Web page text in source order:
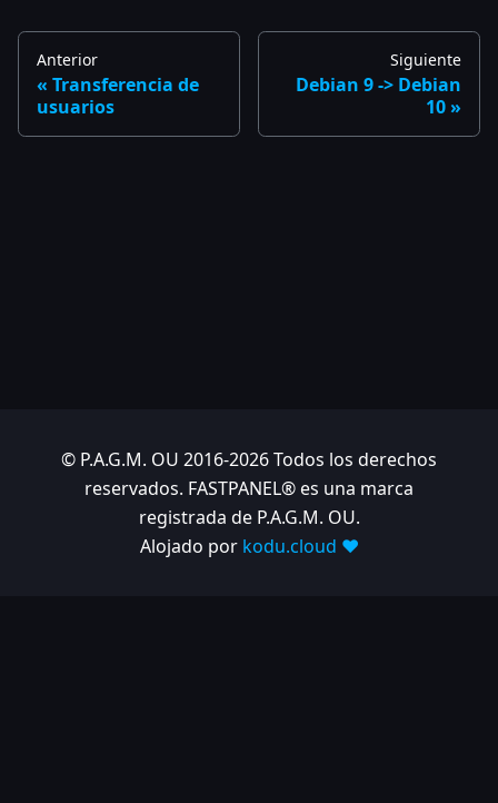
Anterior
Transferencia de
usuarios
Siguiente
Debian 9 -> Debian
10
© P.A.G.M. OU 2016-2026 Todos los derechos
reservados. FASTPANEL® es una marca
registrada de P.A.G.M. OU.
Alojado por kodu.cloud ❤️